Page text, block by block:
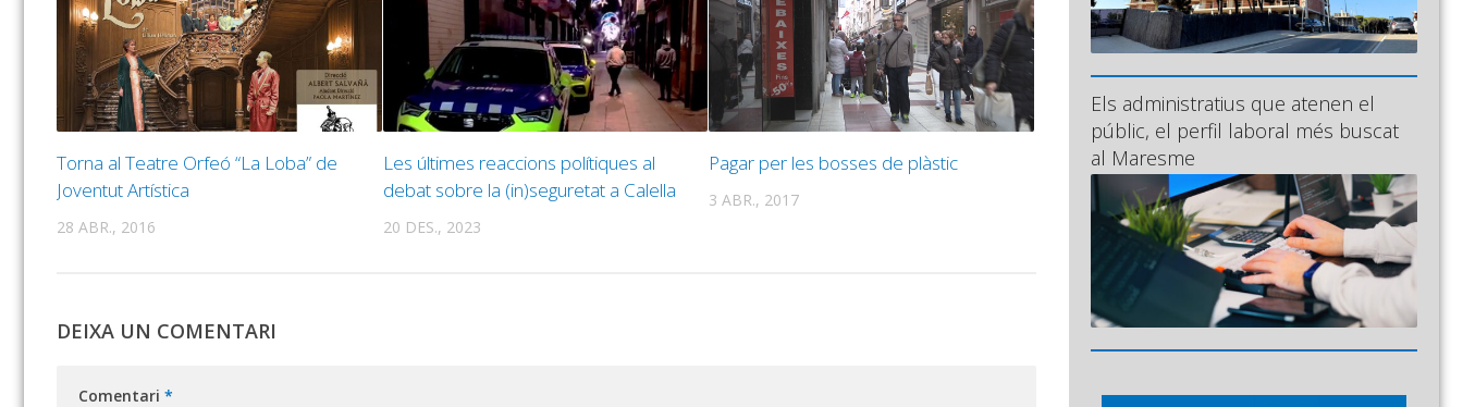
Torna al Teatre Orfeó “La Loba” de
Joventut Artística
28 ABR., 2016
Les últimes reaccions polítiques al
debat sobre la (in)seguretat a Calella
20 DES., 2023
Pagar per les bosses de plàstic
3 ABR., 2017
DEIXA UN COMENTARI
Comentari *
Els administratius que atenen el
públic, el perfil laboral més buscat
al Maresme